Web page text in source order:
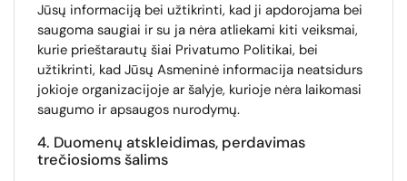
Jūsų informaciją bei užtikrinti, kad ji apdorojama bei
saugoma saugiai ir su ja nėra atliekami kiti veiksmai,
kurie prieštarautų šiai Privatumo Politikai, bei
užtikrinti, kad Jūsų Asmeninė informacija neatsidurs
jokioje organizacijoje ar šalyje, kurioje nėra laikomasi
saugumo ir apsaugos nurodymų.
4. Duomenų atskleidimas, perdavimas
trečiosioms šalims